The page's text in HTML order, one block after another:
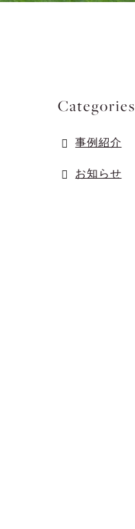
Categories
事例紹介
お知らせ